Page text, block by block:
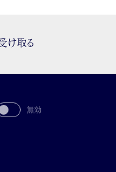
け取る
無効